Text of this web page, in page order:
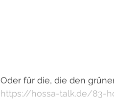
Oder für die, die den
https://hossa-talk.de/83-